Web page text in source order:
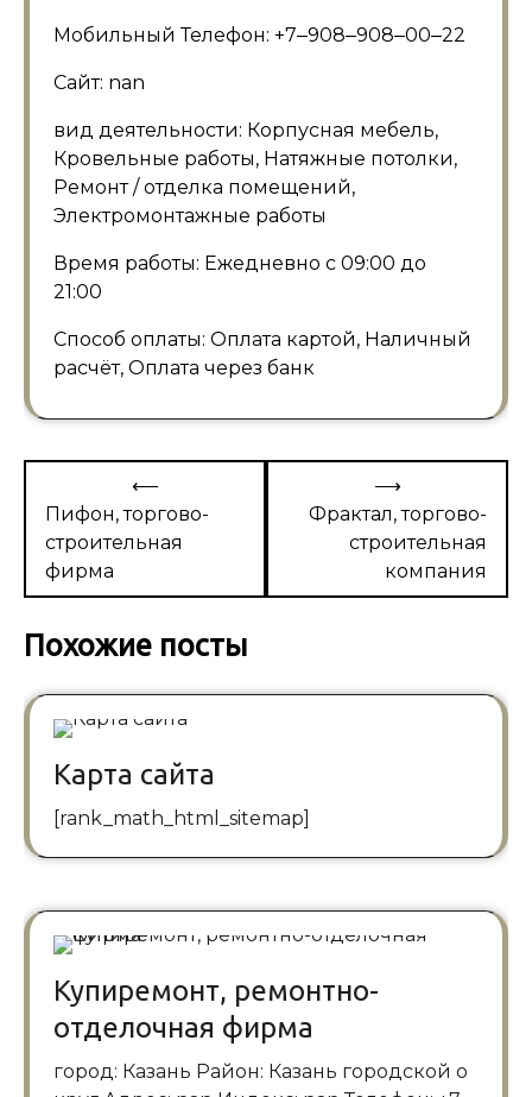
Мобильный Телефон: +7‒908‒908‒00‒22
Сайт: nan
вид деятельности: Корпусная мебель,
Кровельные работы, Натяжные потолки,
Ремонт / отделка помещений,
Электромонтажные работы
Время работы: Ежедневно с 09:00 до
21:00
Способ оплаты: Оплата картой, Наличный
расчёт, Оплата через банк
Навигация
по
записям
⟵
Пифон, торгово-
строительная
фирма
Фрактал, торгово-
строительная
компания
⟶
Похожие посты
Карта сайта
[rank_math_html_sitemap]
Купиремонт, ремонтно-
отделочная фирма
город: Казань Район: Казань городской о